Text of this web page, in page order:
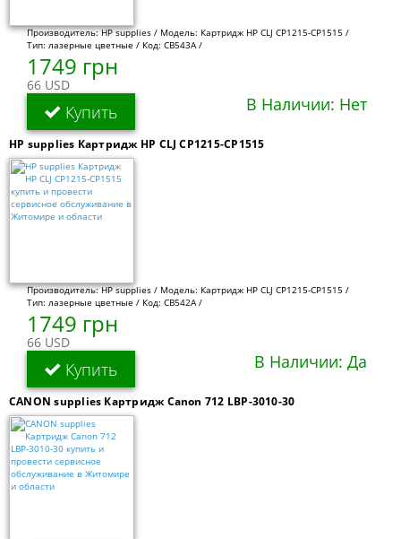
Производитель: HP supplies / Модель: Картридж HP CLJ CP1215-CP1515 /
Тип: лазерные цветные / Код: CB543A /
1749 грн
66 USD
Купить В Наличии: Нет
HP supplies Картридж HP CLJ CP1215-CP1515
Производитель: HP supplies / Модель: Картридж HP CLJ CP1215-CP1515 /
Тип: лазерные цветные / Код: CB542A /
1749 грн
66 USD
Купить В Наличии: Да
CANON supplies Картридж Canon 712 LBP-3010-30